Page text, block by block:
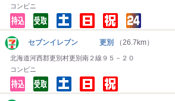
コンビニ
セブンイレブン 更別 （26.7km）
北海道河西郡更別村更別南２線９５－２０
コンビニ